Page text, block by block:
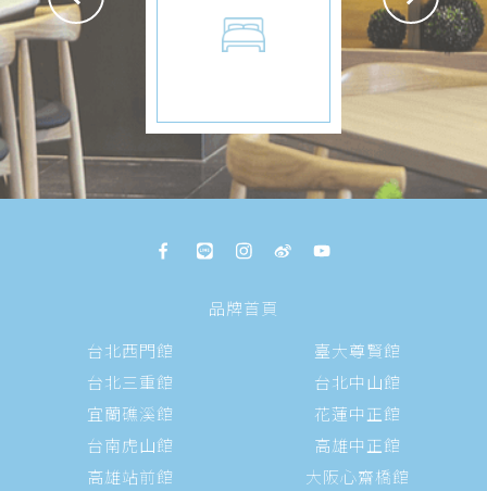
品牌首頁
台北西門館
臺大尊賢館
台北三重館
台北中山館
宜蘭礁溪館
花蓮中正館
台南虎山館
高雄中正館
高雄站前館
大阪心齋橋館